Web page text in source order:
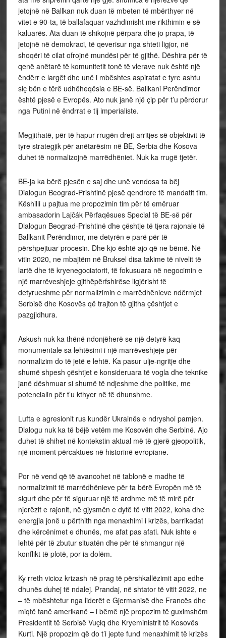
jetojnë në Ballkan nuk duan të mbeten të mbërthyer në
vitet e 90-ta, të ballafaquar vazhdimisht me rikthimin e së
kaluarës. Ata duan të shikojnë përpara dhe jo prapa, të
jetojnë në demokraci, të qeverisur nga shteti ligjor, në
shoqëri të cilat ofrojnë mundësi për të gjithë. Dëshira për të
qenë anëtarë të komunitetit tonë të vlerave nuk është një
ëndërr e largët dhe unë i mbështes aspiratat e tyre ashtu
siç bën e tërë udhëheqësia e BE-së. Ballkani Perëndimor
është pjesë e Evropës. Ato nuk janë një çip për t’u përdorur
nga Putini në ëndrrat e tij imperialiste.
Megjithatë, për të hapur rrugën drejt arritjes së objektivit të
tyre strategjik për anëtarësim në BE, Serbia dhe Kosova
duhet të normalizojnë marrëdhëniet. Nuk ka rrugë tjetër.
BE-ja ka bërë pjesën e saj dhe unë vendosa ta bëj
Dialogun Beograd-Prishtinë pjesë qendrore të mandatit tim.
Këshilli u pajtua me propozimin tim për të emëruar
ambasadorin Lajčák Përfaqësues Special të BE-së për
Dialogun Beograd-Prishtinë dhe çështje të tjera rajonale të
Ballkanit Perëndimor, me detyrën e parë për të
përshpejtuar procesin. Dhe kjo është ajo që ne bëmë. Në
vitin 2020, ne mbajtëm në Bruksel disa takime të nivelit të
lartë dhe të kryenegociatorit, të fokusuara në negocimin e
një marrëveshjeje gjithëpërfshirëse ligjërisht të
detyrueshme për normalizimin e marrëdhënieve ndërmjet
Serbisë dhe Kosovës që trajton të gjitha çështjet e
pazgjidhura.
Askush nuk ka thënë ndonjëherë se një detyrë kaq
monumentale sa lehtësimi i një marrëveshjeje për
normalizim do të jetë e lehtë. Ka pasur ulje-ngritje dhe
shumë shpesh çështjet e konsideruara të vogla dhe teknike
janë dëshmuar si shumë të ndjeshme dhe politike, me
potencialin për t’u kthyer në të dhunshme.
Lufta e agresionit rus kundër Ukrainës e ndryshoi pamjen.
Dialogu nuk ka të bëjë vetëm me Kosovën dhe Serbinë. Ajo
duhet të shihet në kontekstin aktual më të gjerë gjeopolitik,
një moment përcaktues në historinë evropiane.
Por në vend që të avancohet në tablonë e madhe të
normalizimit të marrëdhënieve për ta bërë Evropën më të
sigurt dhe për të siguruar një të ardhme më të mirë për
njerëzit e rajonit, në gjysmën e dytë të vitit 2022, koha dhe
energjia jonë u përthith nga menaxhimi i krizës, barrikadat
dhe kërcënimet e dhunës, me afat pas afati. Nuk ishte e
lehtë për të zbutur situatën dhe për të shmangur një
konflikt të plotë, por ia dolëm.
Ky rreth vicioz krizash në prag të përshkallëzimit apo edhe
dhunës duhej të ndalej. Prandaj, në shtator të vitit 2022, ne
– të mbështetur nga liderët e Gjermanisë dhe Francës dhe
miqtë tanë amerikanë – i bëmë një propozim të guximshëm
Presidentit të Serbisë Vuçiq dhe Kryeministrit të Kosovës
Kurti. Një propozim që do t’i jepte fund menaxhimit të krizës